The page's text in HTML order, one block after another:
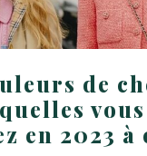
de
vous
en 2023 à